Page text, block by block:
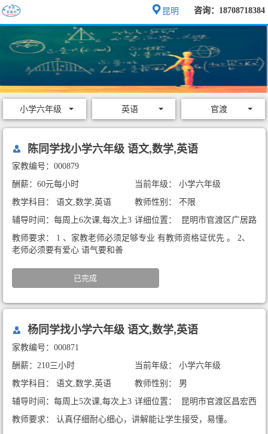
咨询：18708718384
昆明
小学六年级 英语 官渡
陈同学找小学六年级 语文,数学,英语
家教编号：000879
酬薪：60元每小时
当前年级： 小学六年级
教学科目： 语文,数学,英语
教师性别： 不限
辅导时间：每周上6次课,每次上3
小时
详细位置： 昆明市官渡区广居路
万科魅力之城五期（可暑期也可
长期）
教师要求： 1 、家教老师必须足够专业 有教师资格证优先 。 2、
老师必须要有爱心 语气要和善
已完成
杨同学找小学六年级 语文,数学,英语
家教编号：000871
酬薪：210三小时
当前年级： 小学六年级
教学科目： 语文,数学,英语
教师性别： 男
辅导时间：每周上5次课,每次上3
小时
详细位置： 昆明市官渡区昌宏西
路万科大都会一期（暑期家教）
教师要求： 认真仔细耐心细心，讲解能让学生接受，易懂。